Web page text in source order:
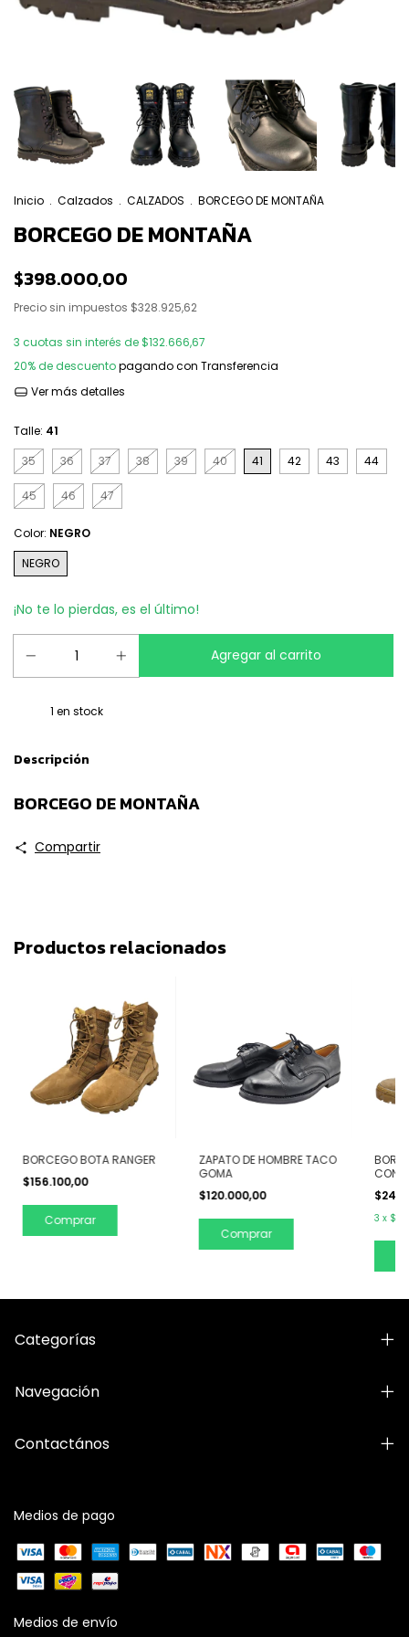
Inicio . Calzados . CALZADOS . BORCEGO DE MONTAÑA
BORCEGO DE MONTAÑA
$398.000,00
Precio sin impuestos $328.925,62
3 cuotas sin interés de$132.666,67
20% de descuentopagando con Transferencia
Ver más detalles
Talle: 41
35
36 37 38 39 40 41 42 43 44
45 46 47
Color: NEGRO
NEGRO
¡No te lo pierdas, es el último!
1 en stock
Descripción
BORCEGO DE MONTAÑA
Compartir
Productos relacionados
BORCEGO BOTA RANGER
$156.100,00
Comprar
ZAPATO DE HOMBRE TACO
GOMA
$120.000,00
Comprar
CON
3 x
Categorías
Navegación
Contactános
Medios de pago
Medios de envío